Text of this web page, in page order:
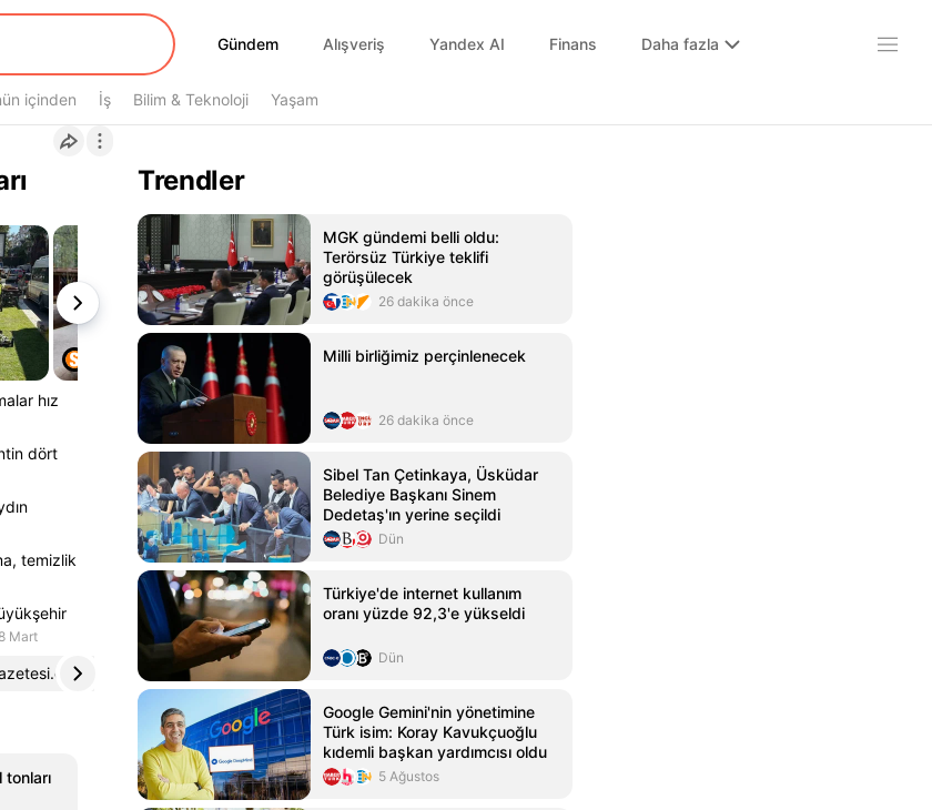
Gündem
Gündem Alışveriş Yandex AI Finans Daha fazla
içinden İş Bilim & Teknoloji Yaşam
hız
dört
temizlik
Mart
mansetaydin.com
tonları
Trendler
MGK gündemi belli oldu:
Terörsüz Türkiye teklifi
görüşülecek
26 dakika önce
Milli birliğimiz perçinlenecek
26 dakika önce
Sibel Tan Çetinkaya, Üsküdar
Belediye Başkanı Sinem
Dedetaş'ın yerine seçildi
Dün
Türkiye'de internet kullanım
oranı yüzde 92,3'e yükseldi
Dün
Google Gemini'nin yönetimine
Türk isim: Koray Kavukçuoğlu
kıdemli başkan yardımcısı oldu
5 Ağustos